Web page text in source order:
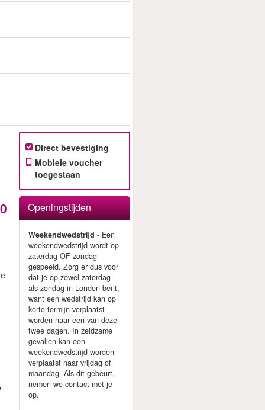
Direct bevestiging
Mobiele voucher
toegestaan
Openingstijden
Weekendwedstrijd - Een
weekendwedstrijd wordt op
zaterdag OF zondag
gespeeld. Zorg er dus voor
dat je op zowel zaterdag
als zondag in Londen bent,
want een wedstrijd kan op
korte termijn verplaatst
worden naar een van deze
twee dagen. In zeldzame
gevallen kan een
weekendwedstrijd worden
verplaatst naar vrijdag of
maandag. Als dit gebeurt,
nemen we contact met je
op.